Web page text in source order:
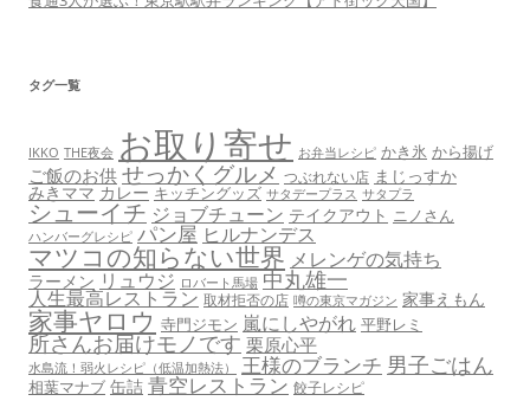
タグ一覧
IKKO THE夜会 お取り寄せ お弁当レシピ かき氷 から揚げ
ご飯のお供 せっかくグルメ つぶれない店 まじっすか
みきママ カレー キッチングッズ サタデープラス サタプラ
シューイチ ジョブチューン テイクアウト ニノさん
ハンバーグレシピ パン屋 ヒルナンデス
マツコの知らない世界 メレンゲの気持ち
ラーメン リュウジ ロバート馬場 中丸雄一
人生最高レストラン 取材拒否の店 噂の東京マガジン 家事えもん
家事ヤロウ 寺門ジモン 嵐にしやがれ 平野レミ
所さんお届けモノです 栗原心平
水島流！弱火レシピ（低温加熱法） 王様のブランチ 男子ごはん
相葉マナブ 缶詰 青空レストラン 餃子レシピ